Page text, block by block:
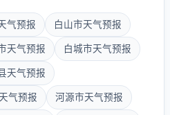
气预报 白山市天气预报
天气预报 白城市天气预报
天气预报
气预报 河源市天气预报